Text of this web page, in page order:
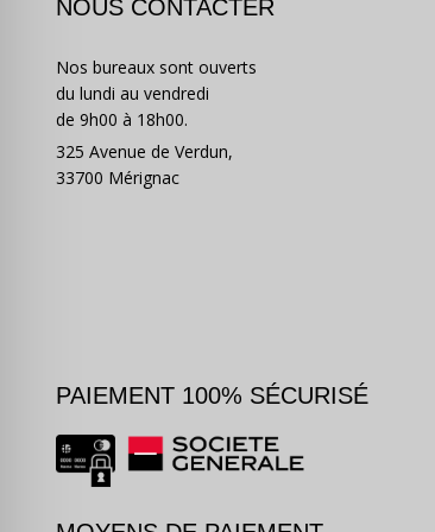
NOUS CONTACTER
Nos bureaux sont ouverts
du lundi au vendredi
de 9h00 à 18h00.
325 Avenue de Verdun,
33700 Mérignac
PAIEMENT 100% SÉCURISÉ